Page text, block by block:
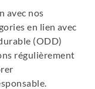
vos éventuelles
établissements
avec nos
en lien avec
(ODD)
régulièrement